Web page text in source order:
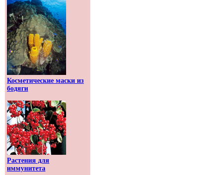
Косметические маски из
бодяги
Растения для
иммунитета